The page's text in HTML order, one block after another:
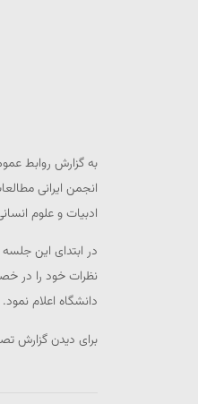
انجمن ایرانی
ادبیات و علوم
در ابتدای این
نظرات خود را در
دانشگاه اعلام نمود.
برای دیدن گزارش